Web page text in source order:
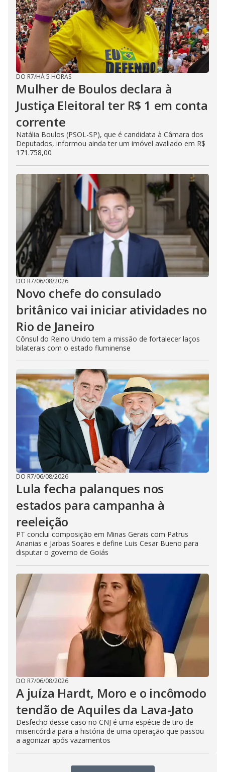
DO R7/HÁ 5 HORAS
Mulher de Boulos declara à
Justiça Eleitoral ter R$ 1 em conta
corrente
Natália Boulos (PSOL-SP), que é candidata à Câmara dos
Deputados, informou ainda ter um imóvel avaliado em R$
171.758,00
DO R7/06/08/2026
Novo chefe do consulado
britânico vai iniciar atividades no
Rio de Janeiro
Cônsul do Reino Unido tem a missão de fortalecer laços
bilaterais com o estado fluminense
DO R7/06/08/2026
Lula fecha palanques nos
estados para campanha à
reeleição
PT conclui composição em Minas Gerais com Patrus
Ananias e Jarbas Soares e define Luis Cesar Bueno para
disputar o governo de Goiás
DO R7/06/08/2026
A juíza Hardt, Moro e o incômodo
tendão de Aquiles da Lava-Jato
Desfecho desse caso no CNJ é uma espécie de tiro de
misericórdia para a história de uma operação que passou
a agonizar após vazamentos